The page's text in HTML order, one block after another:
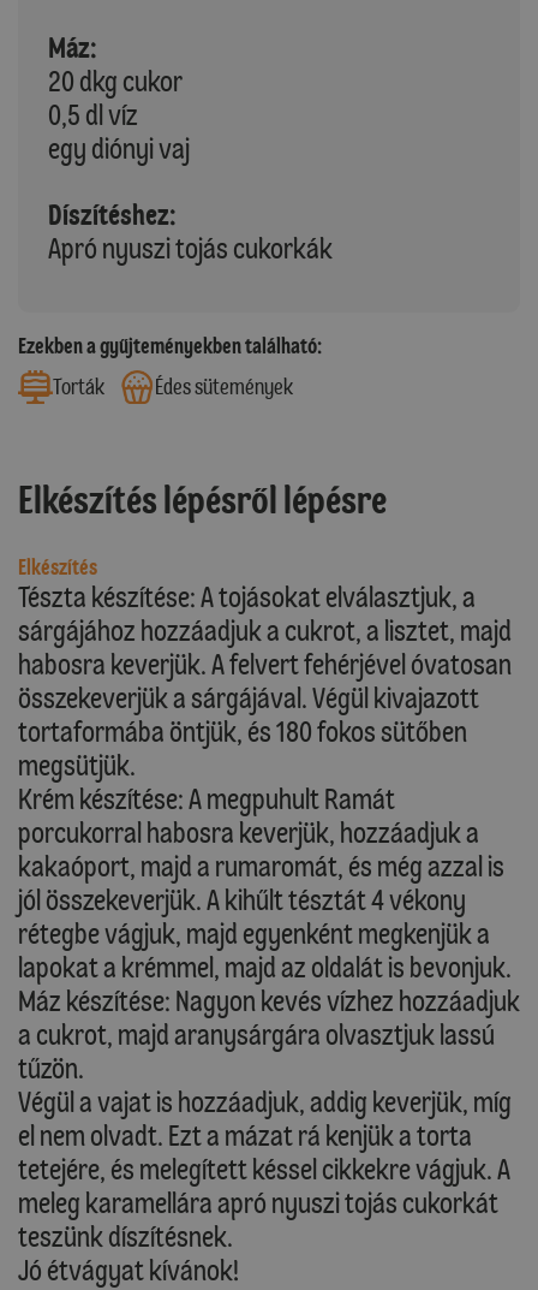
Máz:
20 dkg cukor
0,5 dl víz
egy diónyi vaj
Díszítéshez:
Apró nyuszi tojás cukorkák
Ezekben a gyűjteményekben található:
Torták
Édes sütemények
Elkészítés lépésről lépésre
Elkészítés
Tészta készítése: A tojásokat elválasztjuk, a
sárgájához hozzáadjuk a cukrot, a lisztet, majd
habosra keverjük. A felvert fehérjével óvatosan
összekeverjük a sárgájával. Végül kivajazott
tortaformába öntjük, és 180 fokos sütőben
megsütjük.
Krém készítése: A megpuhult Ramát
porcukorral habosra keverjük, hozzáadjuk a
kakaóport, majd a rumaromát, és még azzal is
jól összekeverjük. A kihűlt tésztát 4 vékony
rétegbe vágjuk, majd egyenként megkenjük a
lapokat a krémmel, majd az oldalát is bevonjuk.
Máz készítése: Nagyon kevés vízhez hozzáadjuk
a cukrot, majd aranysárgára olvasztjuk lassú
tűzön.
Végül a vajat is hozzáadjuk, addig keverjük, míg
el nem olvadt. Ezt a mázat rá kenjük a torta
tetejére, és melegített késsel cikkekre vágjuk. A
meleg karamellára apró nyuszi tojás cukorkát
teszünk díszítésnek.
Jó étvágyat kívánok!